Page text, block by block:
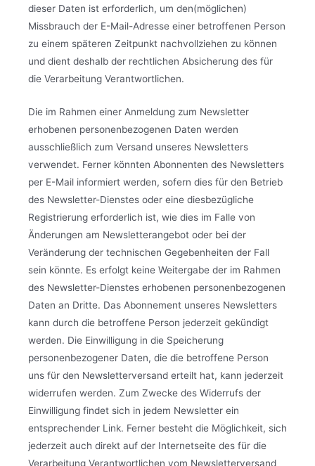
dieser Daten ist erforderlich, um den(möglichen)
Missbrauch der E-Mail-Adresse einer betroffenen Person
zu einem späteren Zeitpunkt nachvollziehen zu können
und dient deshalb der rechtlichen Absicherung des für
die Verarbeitung Verantwortlichen.
Die im Rahmen einer Anmeldung zum Newsletter
erhobenen personenbezogenen Daten werden
ausschließlich zum Versand unseres Newsletters
verwendet. Ferner könnten Abonnenten des Newsletters
per E-Mail informiert werden, sofern dies für den Betrieb
des Newsletter-Dienstes oder eine diesbezügliche
Registrierung erforderlich ist, wie dies im Falle von
Änderungen am Newsletterangebot oder bei der
Veränderung der technischen Gegebenheiten der Fall
sein könnte. Es erfolgt keine Weitergabe der im Rahmen
des Newsletter-Dienstes erhobenen personenbezogenen
Daten an Dritte. Das Abonnement unseres Newsletters
kann durch die betroffene Person jederzeit gekündigt
werden. Die Einwilligung in die Speicherung
personenbezogener Daten, die die betroffene Person
uns für den Newsletterversand erteilt hat, kann jederzeit
widerrufen werden. Zum Zwecke des Widerrufs der
Einwilligung findet sich in jedem Newsletter ein
entsprechender Link. Ferner besteht die Möglichkeit, sich
jederzeit auch direkt auf der Internetseite des für die
Verarbeitung Verantwortlichen vom Newsletterversand